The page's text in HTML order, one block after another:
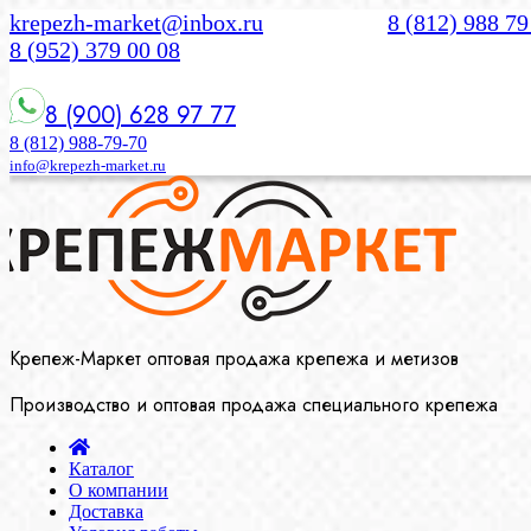
krepezh-market@inbox.ru
8 (812) 988
8 (952) 379 00 08
8 (900) 628 97 77
8 (812) 988-79-70
info@krepezh-market.ru
Крепеж-Маркет оптовая продажа крепежа и метизов
Производство и оптовая продажа специального крепежа
Каталог
О компании
Доставка